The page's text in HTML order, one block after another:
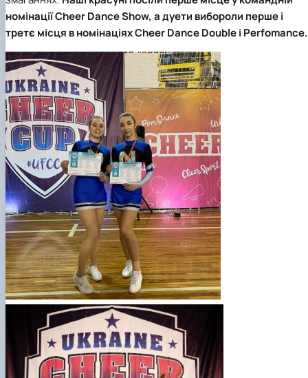
Вибіркові дисципліни
Практична підготовка
Гостьові лекції
Атестація здобувачів
Результати анкетування
Додаткова (супровідна) інформація
Акредитація
Договори про співпрацю
номінації Cheer Dance Show, а дуети вибороли першеі
третє місця в номінаціях Cheer Dance Double і Perfomance.